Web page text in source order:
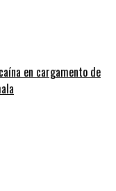
en cargamento de